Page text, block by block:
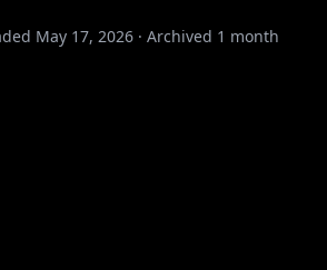
ZERO」先行プレイさせ
May 17, 2026 · Archived 1 month